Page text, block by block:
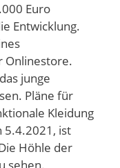
Euro
Entwicklung.
Onlinestore.
junge
Pläne für
Kleidung
5.4.2021, ist
Höhle der